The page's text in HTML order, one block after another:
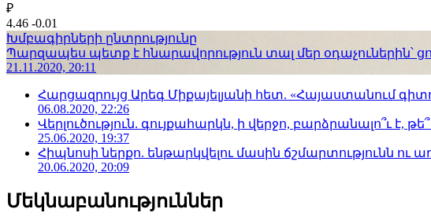
₽
4.46 -0.01
Խմբագիրների ընտրությունը
Պարզապես պետք է հնարավորություն տալ մեր օդաչուներին՝
21.11.2020, 20:11
Հարցազրույց Արեգ Միքայելյանի հետ. «Հայաստանում
06.08.2020, 22:26
Վերլուծություն. գույքահարկն, ի վերջո, բարձրանալո՞ւ է, թե՞
25.06.2020, 19:37
Հիպնոսի ներքո. ենթարկվելու մասին ճշմարտությունն ու
20.06.2020, 20:09
Մեկնաբանություններ